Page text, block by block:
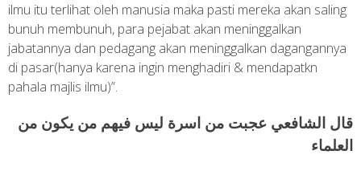
ilmu itu terlihat oleh manusia maka pasti mereka akan saling
bunuh membunuh, para pejabat akan meninggalkan
jabatannya dan pedagang akan meninggalkan dagangannya
di pasar(hanya karena ingin menghadiri & mendapatkn
pahala majlis ilmu)”.
قال الشافعي عجبت من اسرة ليس فيهم من يكون من
العلماء